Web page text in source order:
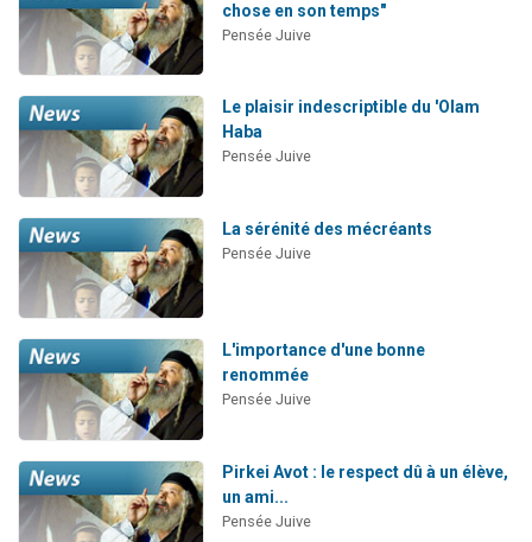
chose en son temps"
Pensée Juive
Le plaisir indescriptible du 'Olam
Haba
Pensée Juive
La sérénité des mécréants
Pensée Juive
L'importance d'une bonne
renommée
Pensée Juive
Pirkei Avot : le respect dû à un élève,
un ami...
Pensée Juive